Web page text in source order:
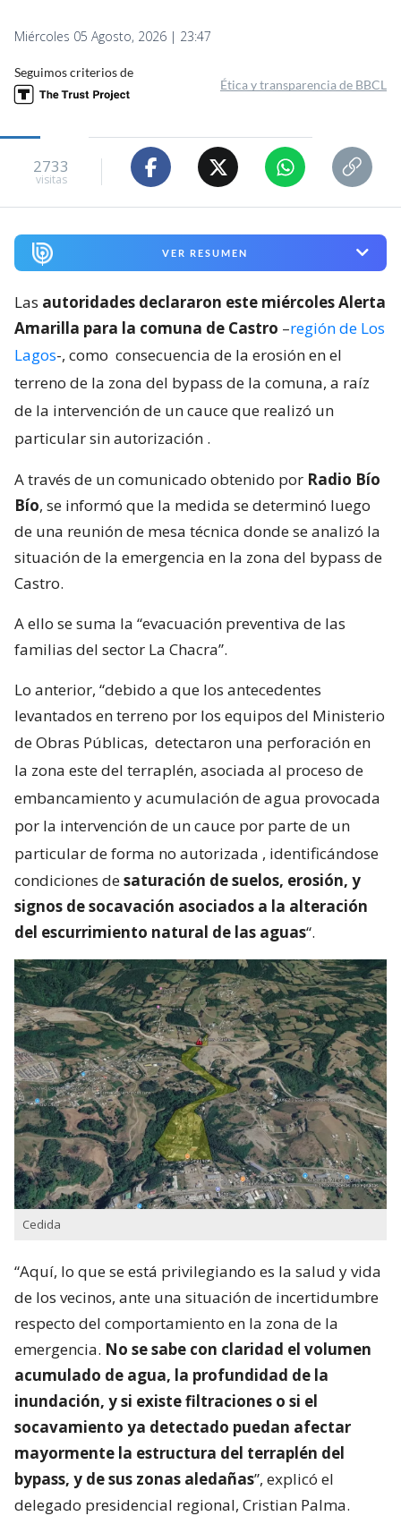
Miércoles 05 Agosto, 2026 | 23:47
Seguimos criterios de
Ética y transparencia de BBCL
2733
visitas
VER RESUMEN
Las autoridades declararon este miércoles Alerta
Amarilla para la comuna de Castro –región de Los
Lagos-, como consecuencia de la erosión en el
terreno de la zona del bypass de la comuna, a raíz
de la intervención de un cauce que realizó un
particular sin autorización .
A través de un comunicado obtenido por Radio Bío
Bío, se informó que la medida se determinó luego
de una reunión de mesa técnica donde se analizó la
situación de la emergencia en la zona del bypass de
Castro.
A ello se suma la “evacuación preventiva de las
familias del sector La Chacra”.
Lo anterior, “debido a que los antecedentes
levantados en terreno por los equipos del Ministerio
de Obras Públicas, detectaron una perforación en
la zona este del terraplén, asociada al proceso de
embancamiento y acumulación de agua provocada
por la intervención de un cauce por parte de un
particular de forma no autorizada , identificándose
condiciones desaturación de suelos, erosión, y
signos de socavación asociados a la alteración
del escurrimiento natural de las aguas“.
Cedida
“Aquí, lo que se está privilegiando es la salud y vida
de los vecinos, ante una situación de incertidumbre
respecto del comportamiento en la zona de la
emergencia. No se sabe con claridad el volumen
acumulado de agua, la profundidad de la
inundación, y si existe filtraciones o si el
socavamiento ya detectado puedan afectar
mayormente la estructura del terraplén del
bypass, y de sus zonas aledañas”, explicó el
delegado presidencial regional, Cristian Palma.